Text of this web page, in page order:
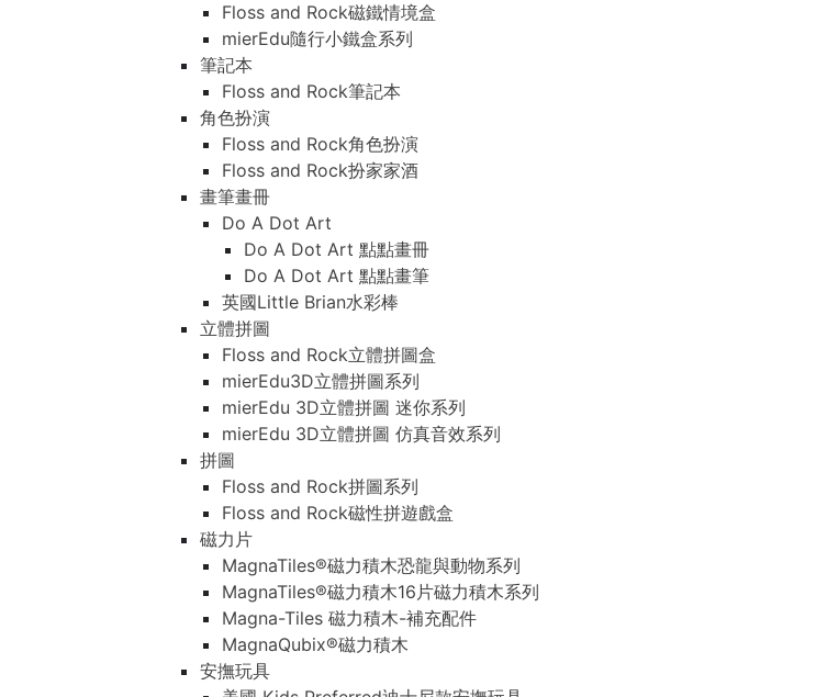
Floss and Rock磁鐵情境盒
mierEdu隨行小鐵盒系列
筆記本
Floss and Rock筆記本
角色扮演
Floss and Rock角色扮演
Floss and Rock扮家家酒
畫筆畫冊
Do A Dot Art
Do A Dot Art 點點畫冊
Do A Dot Art 點點畫筆
英國Little Brian水彩棒
立體拼圖
Floss and Rock立體拼圖盒
mierEdu3D立體拼圖系列
mierEdu 3D立體拼圖 迷你系列
mierEdu 3D立體拼圖 仿真音效系列
拼圖
Floss and Rock拼圖系列
Floss and Rock磁性拼遊戲盒
磁力片
MagnaTiles®磁力積木恐龍與動物系列
MagnaTiles®磁力積木16片磁力積木系列
Magna-Tiles 磁力積木-補充配件
MagnaQubix®磁力積木
安撫玩具